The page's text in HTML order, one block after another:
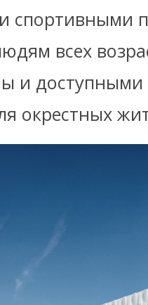
спортивными
всех
и доступными
окрестных